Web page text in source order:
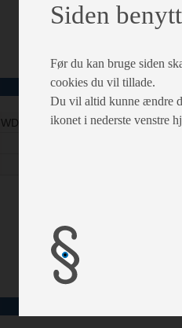
WDT13EHACM0000861
Siden
Før du kan bruge siden
cookies du vil tillade.
Du vil altid kunne ændre
ikonet i nederste venstre